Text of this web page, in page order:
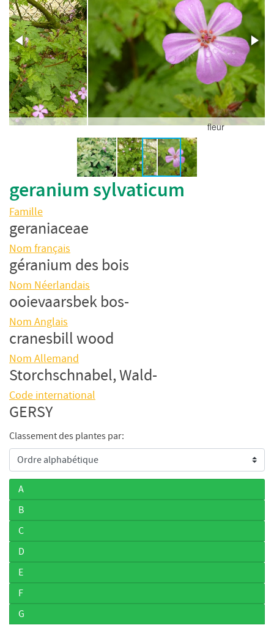
Classement des plantes par:
A
B
C
D
E
F
G
fleur
geranium sylvaticum
Famille
geraniaceae
Nom français
géranium des bois
Nom Néerlandais
ooievaarsbek bos-
Nom Anglais
cranesbill wood
Nom Allemand
Storchschnabel, Wald-
Code international
GERSY